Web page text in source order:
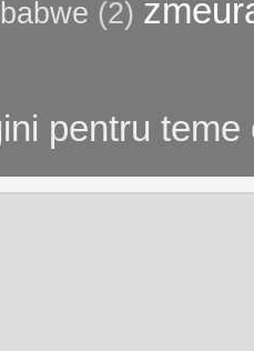
(2)
pentru